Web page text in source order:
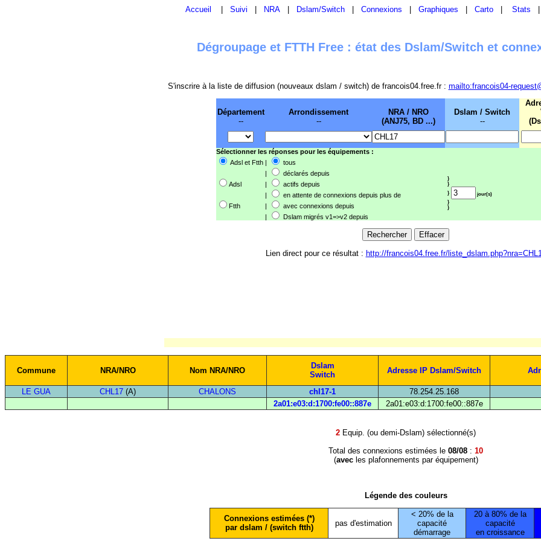
Accueil Suivi NRA Dslam/Switch Connexions Graphiques Carto Stats
Dégroupage et FTTH Free : état des Dslam/Switch et
S'inscrire à la liste de diffusion (nouveaux dslam / switch) de francois04.free.fr : mailto:francois04-
Département
--
Arrondissement
--
NRA / NRO
(ANJ75, BD ...)
Dslam / Switch
--
Sélectionner les réponses pour les équipements :
Adsl et Ftth |
tous
|
déclarés depuis
}
}
}
jour(s)
}
}
Adsl |
actifs depuis
|
en attente de connexions depuis plus de
Ftth
|
avec connexions depuis
|
Dslam migrés v1=>v2 depuis
Lien direct pour ce résultat : http://francois04.free.fr/
Commune NRA/NRO Nom NRA/NRO
Dslam
Switch
Adresse IP Dslam/Switch
LE GUA
CHL17 (A) CHALONS chl17-1 78.254.25.168
2a01:e03:d:1700:fe00::887e 2a01:e03:d:1700:fe00::887e
2 Equip. (ou demi-Dslam) sélectionné(s)
Total des connexions estimées le 08/08 : 10
(avecles plafonnements par équipement)
Légende des couleurs
Connexions estimées (*)
par dslam / (switch ftth)
pas d'estimation
< 20% de la
capacité
démarrage
20 à 80% de la
capacité
en croissance